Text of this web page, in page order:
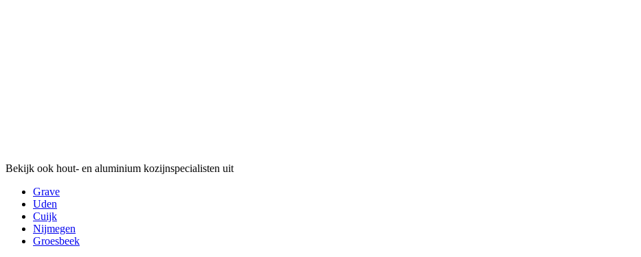
Bekijk ook hout- en aluminium kozijnspecialisten uit
Grave
Uden
Cuijk
Nijmegen
Groesbeek